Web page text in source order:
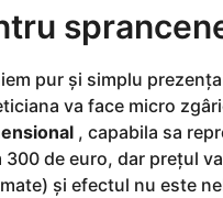
pur și simplu
va face micro
, capabila sa
de euro, dar prețul
și efectul nu este